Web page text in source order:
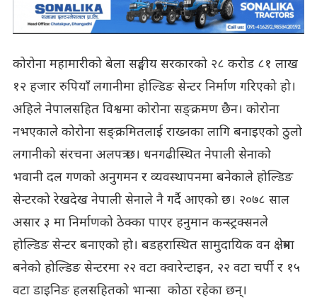
कोरोना महामारीको बेला सङ्घीय सरकारको २८ करोड ८१ लाख
१२ हजार रुपियाँ लगानीमा होल्डिङ सेन्टर निर्माण गरिएको हो।
अहिले नेपालसहित विश्वमा कोरोना सङ्क्रमण छैन। कोरोना
नभएकाले कोरोना सङ्क्रमितलाई राख्नका लागि बनाइएको ठुलो
लगानीको संरचना अलपत्र छ। धनगढीस्थित नेपाली सेनाको
भवानी दल गणको अनुगमन र व्यवस्थापनमा बनेकाले होल्डिङ
सेन्टरको रेखदेख नेपाली सेनाले नै गर्दै आएको छ। २०७८ साल
असार ३ मा निर्माणको ठेक्का पाएर हनुमान कन्स्ट्रक्सनले
होल्डिङ सेन्टर बनाएको हो। बडहरास्थित सामुदायिक वन क्षेत्रमा
बनेको होल्डिङ सेन्टरमा २२ वटा क्वारेन्टाइन, २२ वटा चर्पी र १५
वटा डाइनिङ हलसहितको भान्सा कोठा रहेका छन्।